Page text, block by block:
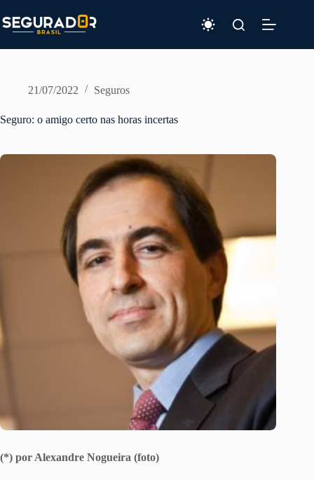
para
o
21/07/2022 Seguros
Seguro: o amigo certo nas horas incertas
(*) por Alexandre Nogueira (foto)